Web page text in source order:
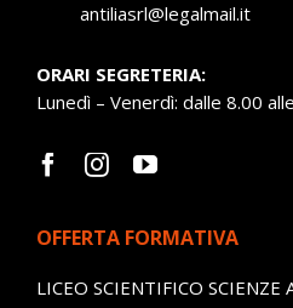
antiliasrl@legalmail.it
ORARI SEGRETERIA:
Lunedì – Venerdì: dalle 8.00
OFFERTA FORMATIVA
LICEO SCIENTIFICO SCIENZE